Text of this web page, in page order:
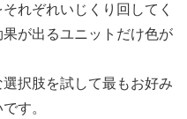
れぞれいじくり回してく
が出るユニットだけ色が
択肢を試して最もお好み
す。